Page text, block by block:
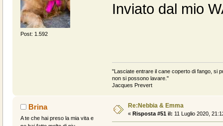
Post: 1.592
Inviato dal mio
"Lasciate entrare il cane coperto di fango, si
non si possono lavare."
Jacques Prevert
Brina
A te che hai preso la mia vita e
Re:Nebbia & Emma
« Risposta #51 il: 11 Luglio 2020,